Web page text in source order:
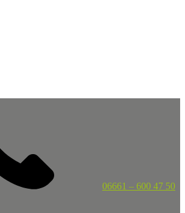
06661 – 600 47 50